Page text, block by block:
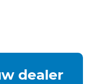
dealer